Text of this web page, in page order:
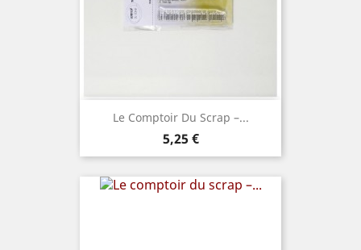
Le Comptoir Du Scrap –...
Prix
5,25 €